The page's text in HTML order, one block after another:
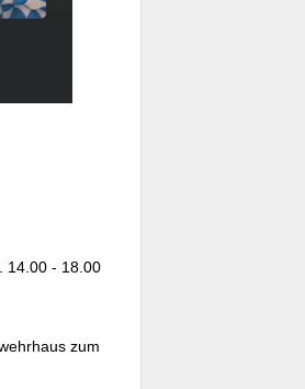
14.00 - 18.00
zum